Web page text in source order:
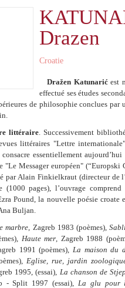
Drazen
Croatie
Dražen Katunarićest
effectué ses études
de philosophie conclues
littéraire. Successivement
littéraires "Lettre
essentiellement
"Le Messager européen" (“Europski
par Alain Finkielkraut (directeur de
pages), l’ouvrage comprend
Pound, la nouvelle poésie croate
Buljan.
marbre, Zagreb 1983 (poèmes),
Haute mer, Zagreb 1988
1991 (poèmes),La maison du
Eglise, rue, jardin
1995, (essai), La chanson de
- Split 1997 (essai), La glu pour